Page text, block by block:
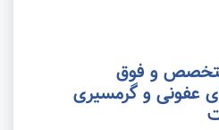
و فوق
عفونی و گرمسیری